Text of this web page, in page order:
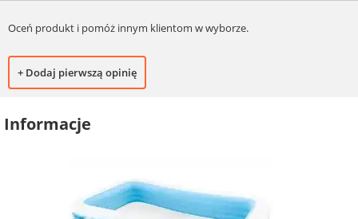
Oceń produkt i pomóż innym klientom w wyborze.
+ Dodaj pierwszą opinię
Informacje